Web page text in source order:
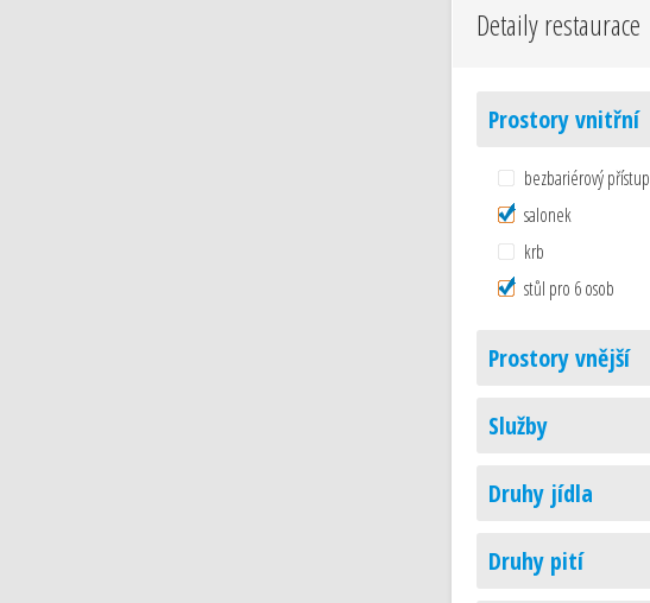
Detaily restaurace
Prostory vnitřní
bezbariérový přístup
salonek
krb
stůl pro 6 osob
Prostory vnější
Služby
Druhy jídla
Druhy pití